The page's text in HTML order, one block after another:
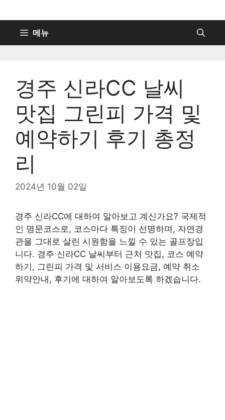
텐
로
메뉴
경주 신라CC 날씨
맛집 그린피 가격 및
예약하기 후기 총정
리
2024년 10월 02일
경주 신라CC에 대하여 알아보고 계신가요? 국제적
인 명문코스로, 코스마다 특징이 선명하며, 자연경
관을 그대로 살린 시원함을 느낄 수 있는 골프장입
니다. 경주 신라CC 날씨부터 근처 맛집, 코스 예약
하기, 그린피 가격 및 서비스 이용요금, 예약 취소
위약안내, 후기에 대하여 알아보도록 하겠습니다.